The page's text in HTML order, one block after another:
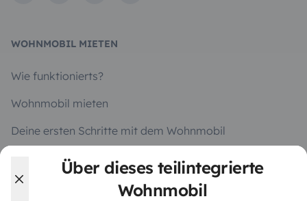
Über dieses teilintegrierte
Wohnmobil
WOHNMOBIL MIETEN
Wie funktionierts?
Wohnmobil mieten
Deine ersten Schritte mit dem Wohnmobil
Die Bewertungen unserer User
Hilfe für Mieter